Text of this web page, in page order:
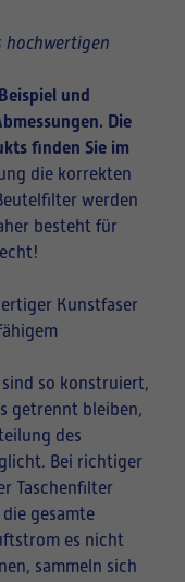
hochwertigen
und
Die
finden Sie im
die korrekten
werden
besteht für
Kunstfaser
so konstruiert,
getrennt bleiben,
des
Bei richtiger
Taschenfilter
gesamte
es nicht
sammeln sich